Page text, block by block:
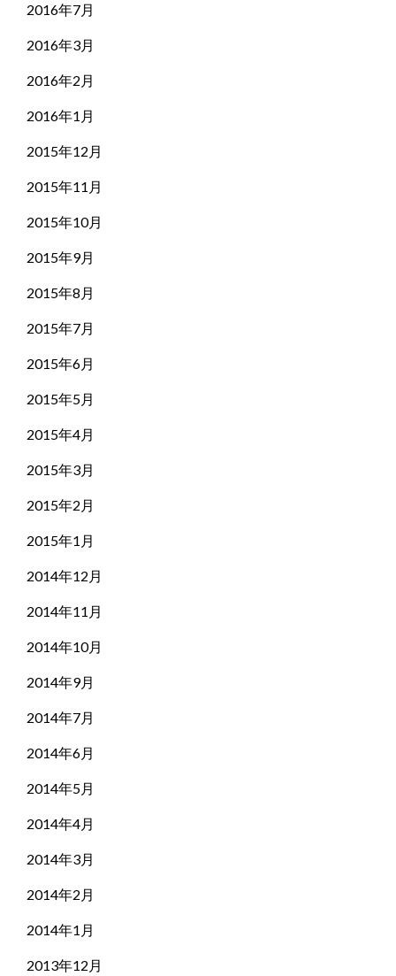
2016年7月
2016年3月
2016年2月
2016年1月
2015年12月
2015年11月
2015年10月
2015年9月
2015年8月
2015年7月
2015年6月
2015年5月
2015年4月
2015年3月
2015年2月
2015年1月
2014年12月
2014年11月
2014年10月
2014年9月
2014年7月
2014年6月
2014年5月
2014年4月
2014年3月
2014年2月
2014年1月
2013年12月